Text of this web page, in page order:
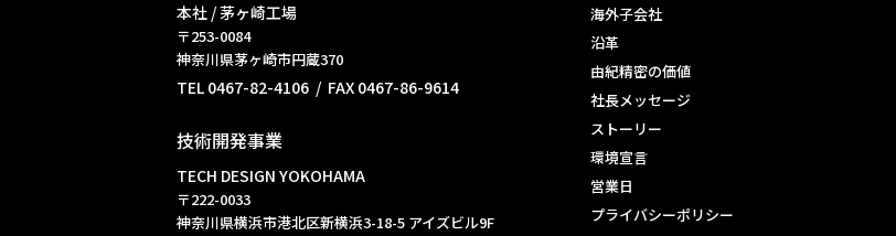
本社 / 茅ヶ崎工場
〒253-0084
神奈川県茅ヶ崎市円蔵370
TEL 0467-82-4106 / FAX 0467-86-9614
技術開発事業
TECH DESIGN YOKOHAMA
〒222-0033
神奈川県横浜市港北区新横浜3-18-5 アイズビル9F
海外子会社
沿革
由紀精密の価値
社長メッセージ
ストーリー
環境宣言
営業日
プライバシーポリシー